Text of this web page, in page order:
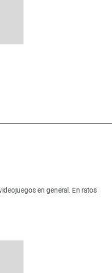
en general. En ratos